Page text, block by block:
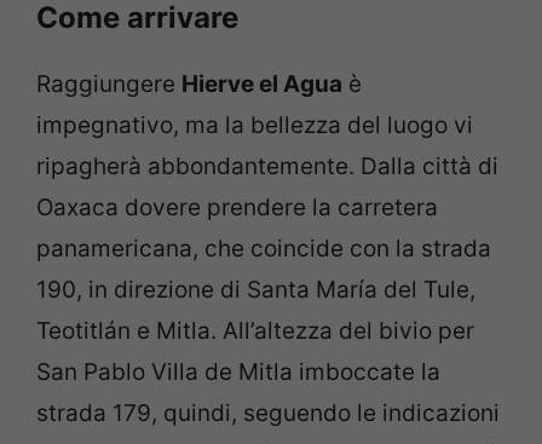
Come arrivare
Raggiungere Hierve el Agua è
impegnativo, ma la bellezza del luogo vi
ripagherà abbondantemente. Dalla città di
Oaxaca dovere prendere la carretera
panamericana, che coincide con la strada
190, in direzione di Santa María del Tule,
Teotitlán e Mitla. All’altezza del bivio per
San Pablo Villa de Mitla imboccate la
strada 179, quindi, seguendo le indicazioni